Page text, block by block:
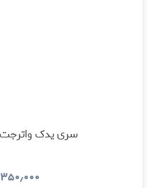
سری یدک واترجت